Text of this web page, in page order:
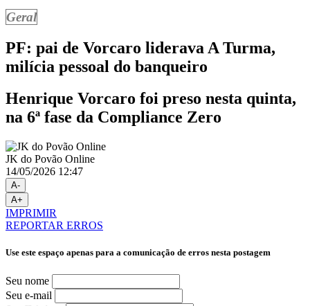
Geral
PF: pai de Vorcaro liderava A Turma,
milícia pessoal do banqueiro
Henrique Vorcaro foi preso nesta quinta,
na 6ª fase da Compliance Zero
JK do Povão Online
14/05/2026 12:47
A-
A+
IMPRIMIR
REPORTAR ERROS
Use este espaço apenas para a comunicação de erros nesta postagem
Seu nome
Seu e-mail